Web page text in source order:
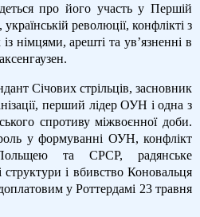
про його участь у Першій
революції, конфлікті з
німцями, арешті та ув’язненні в
Січових стрільців, засновник
перший лідер ОУН і одна з
спротиву міжвоєнної доби.
у формуванні ОУН, конфлікт
та СРСР, радянське
і вбивство Коновальця
у Роттердамі 23 травня